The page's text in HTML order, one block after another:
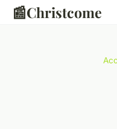
📰Christcome